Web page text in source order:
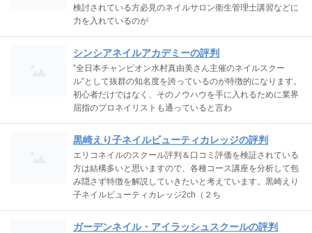
検討されている方必見のネイルサロン衛生管理士講習などに
力を入れているのが
シンシアネイルアカデミーの評判
”全日本チャンピオン水村真由美さん主催のネイルスクー
ル”として抜群の知名度を誇っているのが特徴的になります。
初心者だけではなく、そのノウハウを手に入れるために業界
屈指のプロネイリストも通っていると言わ
黒崎えり子ネイルビューティカレッジの評判
エリコネイルのスクール評判＆口コミ評価を検証されている
方は結構多いと思いますので、各種コース講座を分析して包
み隠さず特徴を解説していきたいと考えています。黒崎えり
子ネイルビューティカレッジ2ch（２ち
ガーデンネイル・アイラッシュスクールの評判